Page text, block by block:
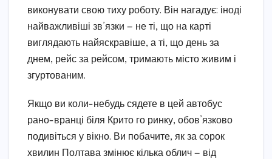
виконувати свою тиху роботу. Він нагадує: іноді
найважливіші зв’язки — не ті, що на карті
виглядають найяскравіше, а ті, що день за
днем, рейс за рейсом, тримають місто живим і
згуртованим.
Якщо ви коли-небудь сядете в цей автобус
рано-вранці біля Крито го ринку, обов’язково
подивіться у вікно. Ви побачите, як за сорок
хвилин Полтава змінює кілька облич — від